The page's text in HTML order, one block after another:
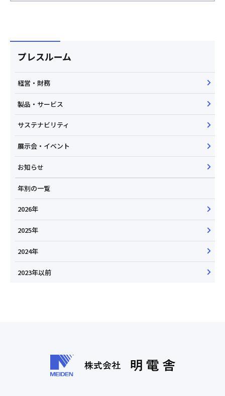
プレスルーム
経営・財務
製品・サービス
サステナビリティ
展示会・イベント
お知らせ
年別の一覧
2026年
2025年
2024年
2023年以前